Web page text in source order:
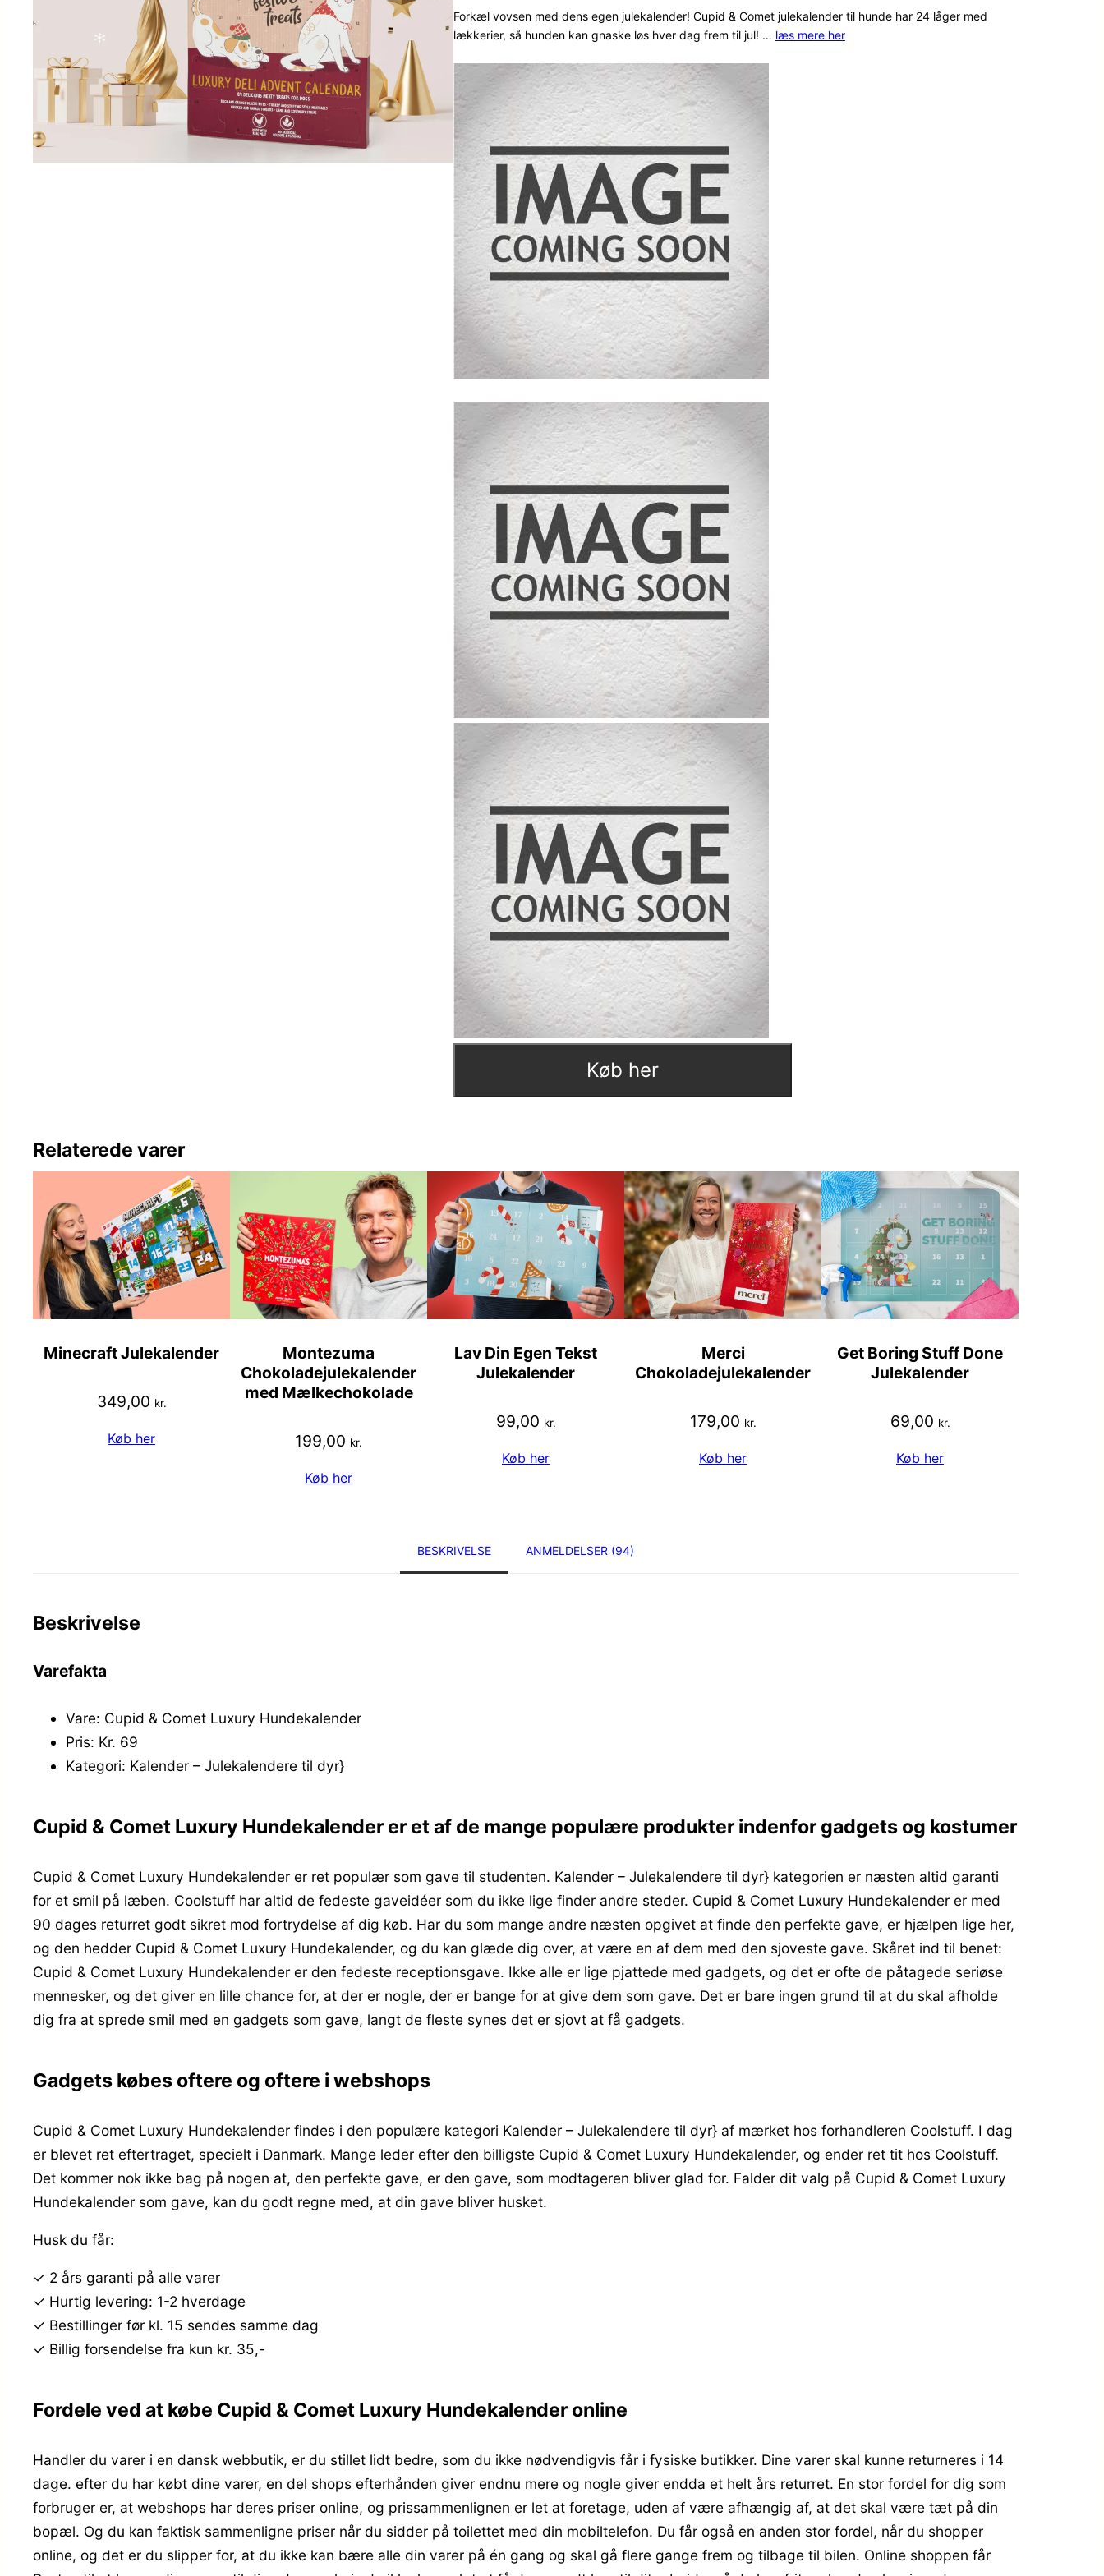
3.8ud
af 5
baseret
kundebed
ømmels
er
Forkæl vovsen med dens egen julekalender! Cupid & Comet julekalender til hunde har 24 låger med
lækkerier, så hunden kan gnaske løs hver dag frem til jul! … læs mere her
Køb her
Relaterede varer
Minecraft Julekalender
349,00 kr.
Køb her
Montezuma
Chokoladejulekalender
med Mælkechokolade
199,00 kr.
Køb her
Lav Din Egen Tekst
Julekalender
99,00 kr.
Køb her
Merci
Chokoladejulekalender
179,00 kr.
Køb her
Get Boring Stuff Done
Julekalender
69,00 kr.
Køb her
BESKRIVELSE ANMELDELSER (94)
Beskrivelse
Varefakta
Vare: Cupid & Comet Luxury Hundekalender
Pris: Kr. 69
Kategori: Kalender – Julekalendere til dyr}
Cupid & Comet Luxury Hundekalender er et af de mange populære produkter indenfor gadgets og kostumer
Cupid & Comet Luxury Hundekalender er ret populær som gave til studenten. Kalender – Julekalendere til dyr} kategorien er næsten altid garanti
for et smil på læben. Coolstuff har altid de fedeste gaveidéer som du ikke lige finder andre steder. Cupid & Comet Luxury Hundekalender er med
90 dages returret godt sikret mod fortrydelse af dig køb. Har du som mange andre næsten opgivet at finde den perfekte gave, er hjælpen lige her,
og den hedder Cupid & Comet Luxury Hundekalender, og du kan glæde dig over, at være en af dem med den sjoveste gave. Skåret ind til benet:
Cupid & Comet Luxury Hundekalender er den fedeste receptionsgave. Ikke alle er lige pjattede med gadgets, og det er ofte de påtagede seriøse
mennesker, og det giver en lille chance for, at der er nogle, der er bange for at give dem som gave. Det er bare ingen grund til at du skal afholde
dig fra at sprede smil med en gadgets som gave, langt de fleste synes det er sjovt at få gadgets.
Gadgets købes oftere og oftere i webshops
Cupid & Comet Luxury Hundekalender findes i den populære kategori Kalender – Julekalendere til dyr} af mærket hos forhandleren Coolstuff. I dag
er blevet ret eftertraget, specielt i Danmark. Mange leder efter den billigste Cupid & Comet Luxury Hundekalender, og ender ret tit hos Coolstuff.
Det kommer nok ikke bag på nogen at, den perfekte gave, er den gave, som modtageren bliver glad for. Falder dit valg på Cupid & Comet Luxury
Hundekalender som gave, kan du godt regne med, at din gave bliver husket.
Husk du får:
✓ 2 års garanti på alle varer
✓ Hurtig levering: 1-2 hverdage
✓ Bestillinger før kl. 15 sendes samme dag
✓ Billig forsendelse fra kun kr. 35,-
Fordele ved at købe Cupid & Comet Luxury Hundekalender online
Handler du varer i en dansk webbutik, er du stillet lidt bedre, som du ikke nødvendigvis får i fysiske butikker. Dine varer skal kunne returneres i 14
dage. efter du har købt dine varer, en del shops efterhånden giver endnu mere og nogle giver endda et helt års returret. En stor fordel for dig som
forbruger er, at webshops har deres priser online, og prissammenlignen er let at foretage, uden af være afhængig af, at det skal være tæt på din
bopæl. Og du kan faktisk sammenligne priser når du sidder på toilettet med din mobiltelefon. Du får også en anden stor fordel, når du shopper
online, og det er du slipper for, at du ikke kan bære alle din varer på én gang og skal gå flere gange frem og tilbage til bilen. Online shoppen får